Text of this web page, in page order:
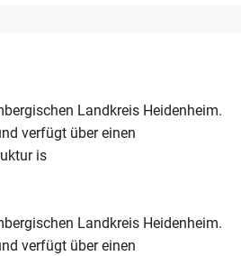
Landkreis Heidenheim.
verfügt über einen
is
Landkreis Heidenheim.
verfügt über einen